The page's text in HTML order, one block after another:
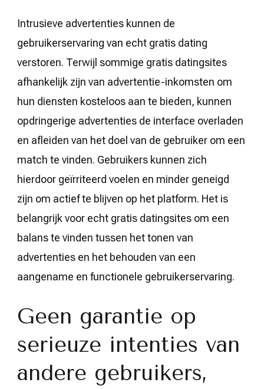
Intrusieve advertenties kunnen de
gebruikerservaring van echt gratis dating
verstoren. Terwijl sommige gratis datingsites
afhankelijk zijn van advertentie-inkomsten om
hun diensten kosteloos aan te bieden, kunnen
opdringerige advertenties de interface overladen
en afleiden van het doel van de gebruiker om een
match te vinden. Gebruikers kunnen zich
hierdoor geïrriteerd voelen en minder geneigd
zijn om actief te blijven op het platform. Het is
belangrijk voor echt gratis datingsites om een
balans te vinden tussen het tonen van
advertenties en het behouden van een
aangename en functionele gebruikerservaring.
Geen garantie op
serieuze intenties van
andere gebruikers,